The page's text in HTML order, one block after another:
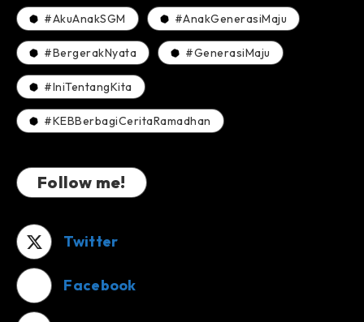
#AkuAnakSGM #AnakGenerasiMaju
#BergerakNyata #GenerasiMaju
#IniTentangKita
#KEBBerbagiCeritaRamadhan
Follow me!
Twitter
Facebook